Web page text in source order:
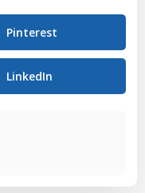
Pinterest
LinkedIn